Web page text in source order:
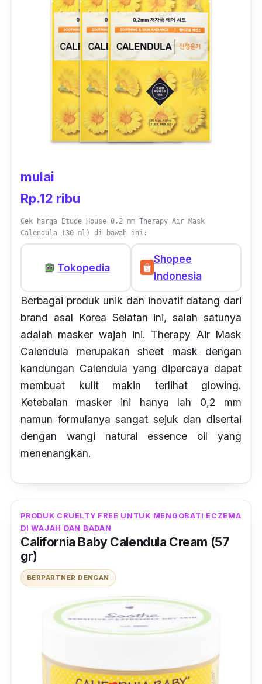
mulai
Rp.12 ribu
Cek harga Etude House 0.2 mm Therapy Air Mask
Calendula (30 ml) di bawah ini:
Tokopedia
Shopee
Indonesia
Berbagai produk unik dan inovatif datang dari
brand asal Korea Selatan ini, salah satunya
adalah masker wajah ini. Therapy Air Mask
Calendula merupakan sheet mask dengan
kandungan Calendula yang dipercaya dapat
membuat kulit makin terlihat glowing.
Ketebalan masker ini hanya lah 0,2 mm
namun formulanya sangat sejuk dan disertai
dengan wangi natural essence oil yang
menenangkan.
PRODUK CRUELTY FREE UNTUK MENGOBATI ECZEMA
DI WAJAH DAN BADAN
California Baby Calendula Cream (57
gr)
BERPARTNER DENGAN